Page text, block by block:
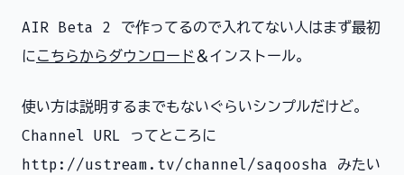
AIR Beta 2 で作ってるので入れてない人はまず最初
にこちらからダウンロード ＆インストール。
使い方は説明するまでもないぐらいシンプルだけど。
Channel URL ってところに
http://ustream.tv/channel/saqoosha みたい